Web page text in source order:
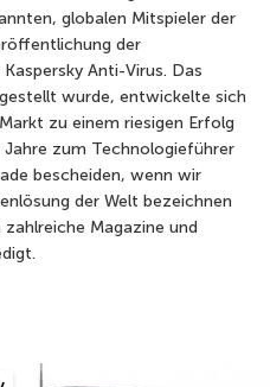
globalen Mitspieler der
der
Anti-Virus. Das
wurde, entwickelte sich
zu einem riesigen Erfolg
zum Technologieführer
bescheiden, wenn wir
der Welt bezeichnen
Magazine und